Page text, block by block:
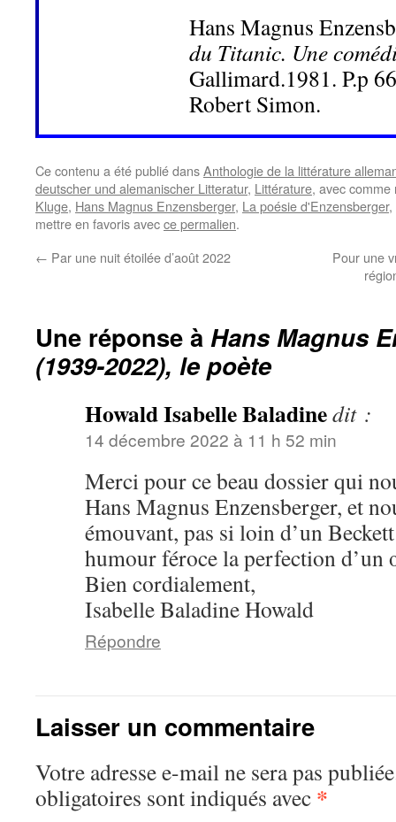
Hans Magnus
du Titanic. Une
Gallimard.1981. P.p
Robert Simon.
Ce contenu a été publié dansAnthologie de la littérature
deutscher und alemanischer Litteratur, Littérature, avec
Kluge, Hans Magnus Enzensberger, La poésie d'Enzensberger,
mettre en favoris avecce permalien.
← Par une nuit étoilée d’août 2022
Pour une
Une réponse à Hans Magnus
(1939-2022), le poète
Howald Isabelle Baladinedit :
14 décembre 2022 à 11 h 52 min
Merci pour ce beau dossier qui
Hans Magnus Enzensberger, et
émouvant, pas si loin d’un
humour féroce la perfection
Bien cordialement,
Isabelle Baladine Howald
Répondre
Laisser un commentaire
Votre adresse e-mail ne sera pas
obligatoires sont indiqués avec *